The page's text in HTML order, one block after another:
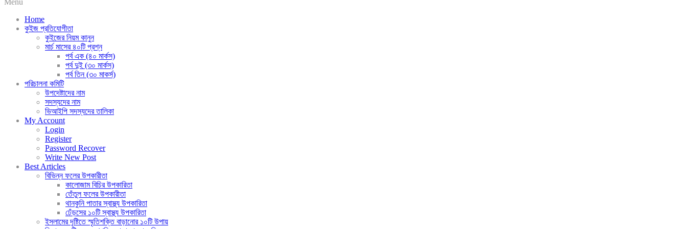
Menu
Home
কুইজ প্রতিযোগীতা
কুইজের নিয়ম কানুন
মার্চ মাসের ৪০টি প্রশ্ন
পর্ব এক (৪০ মার্কস)
পর্ব দুই (৩০ মার্কস)
পর্ব তিন (৩০ মাকর্স)
পরিচালনা কমিটি
উপদেষ্টাদের নাম
সদস্যদের নাম
ভিআইপি সদস্যদের তালিকা
My Account
Login
Register
Password Recover
Write New Post
Best Articles
বিভিন্ন ফলের উপকারীতা
কালোজাম বিচির উপকারিতা
তেঁতুল ফলের উপকারীতা
থানকুনি পাতার স্বাস্থ্য উপকারিতা
ঢেঁড়সের ১০টি স্বাস্থ্য উপকারিতা
ইসলামের দৃষ্টিতে স্মৃতিশক্তি বাড়ানোর ১০টি উপায়